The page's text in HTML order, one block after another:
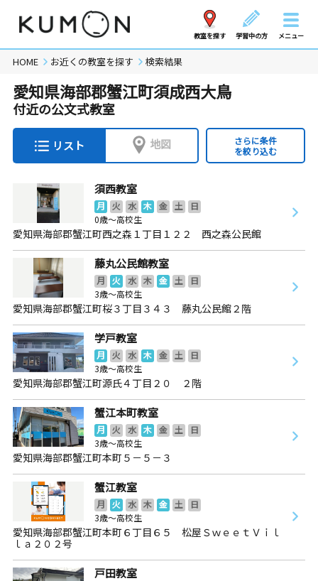
教室を探す 学習中の方 メニュー
HOME お近くの教室を探す 検索結果
愛知県海部郡蟹江町須成西大鳥
付近の公文式教室
リスト 地図
さらに条件
を絞り込む
須西教室
月 火 水 木 金 土
日
0歳～高校生
愛知県海部郡蟹江町西之森１丁目１２２ 西之森公民館
藤丸公民館教室
月 火 水 木 金 土
日
3歳～高校生
愛知県海部郡蟹江町桜３丁目３４３ 藤丸公民館２階
学戸教室
月 火 水 木 金 土
日
3歳～高校生
愛知県海部郡蟹江町源氏４丁目２０ ２階
蟹江本町教室
月 火 水 木 金 土
日
3歳～高校生
愛知県海部郡蟹江町本町５－５－３
蟹江教室
月 火 水 木 金 土
日
3歳～高校生
愛知県海部郡蟹江町本町６丁目６５ 松屋ＳｗｅｅｔＶｉｌ
ｌａ２０２号
戸田教室